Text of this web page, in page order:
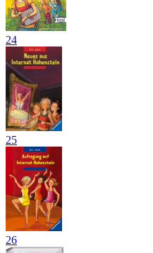
24
25
26